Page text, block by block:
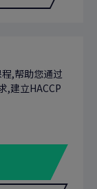
,帮助您通过
,建立HACCP